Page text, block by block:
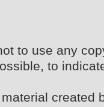
to use any
to
created